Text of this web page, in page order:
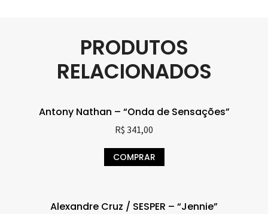
PRODUTOS
RELACIONADOS
Antony Nathan – “Onda de Sensações”
R$ 341,00
COMPRAR
Alexandre Cruz / SESPER – “Jennie”